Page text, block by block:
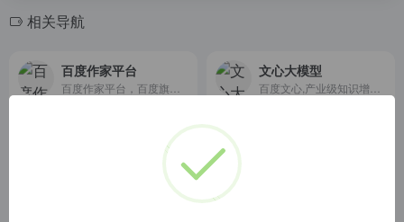
相关导航
百度作家平台 文心大模型
Your connected workspace for wiki